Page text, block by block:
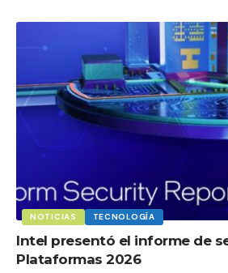
NOTICIAS TECNOLOGÍA
Intel presentó el informe de
Plataformas 2026